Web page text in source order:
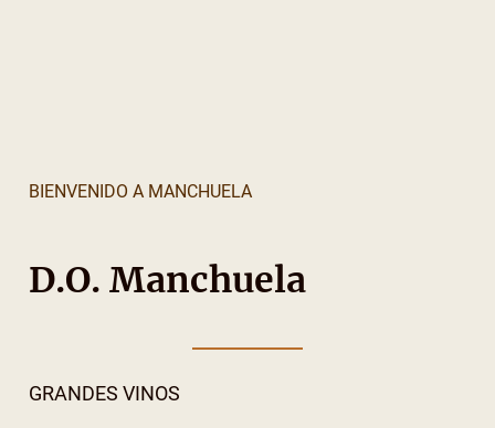
BIENVENIDO A MANCHUELA
D.O. Manchuela
GRANDES VINOS